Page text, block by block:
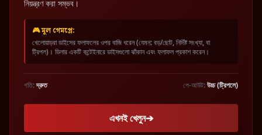
নিয়ন্ত্রণ করা সম্ভব।
🎮 মূল গেমপ্লে:
খেলোয়াড়রা ডাইসের ফলাফলের ওপর বাজি ধরেন (যেমন: বড়/ছোট, নির্দিষ্ট সংখ্যা, বা
ট্রিপল)। ডিলার একটি কন্টেইনারে ডাইসগুলো ঝাঁকান এবং ফলাফল প্রকাশ করেন।
গতি:দ্রুত পে-আউট:উচ্চ (ট্রিপলে)
এখনই খেলুন➔